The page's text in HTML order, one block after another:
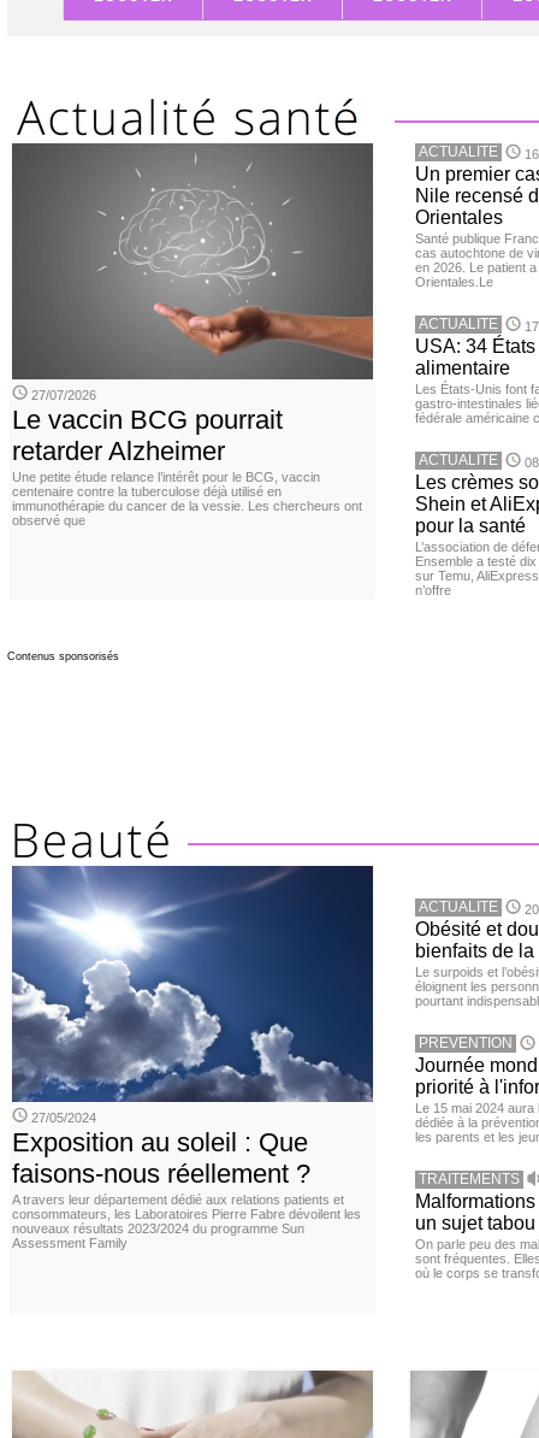
27/07/2026
Le vaccin BCG pourrait
retarder Alzheimer
Une petite étude relance l’intérêt pour le BCG, vaccin
centenaire contre la tuberculose déjà utilisé en
immunothérapie du cancer de la vessie. Les chercheurs ont
observé que
ACTUALITE
Un premier
Nile recensé
Orientales
Santé publique
cas autochtone de
en 2026. Le patient
Orientales.Le
ACTUALITE
USA: 34
alimentaire
Les États-Unis font
gastro-intestinales
fédérale américaine
ACTUALITE
Les crèmes
Shein et
pour la santé
L’association de
Ensemble a testé
sur Temu,
n’offre
Contenus sponsorisés
27/05/2024
Exposition au soleil : Que
faisons-nous réellement ?
A travers leur département dédié aux relations patients et
consommateurs, les Laboratoires Pierre Fabre dévoilent les
nouveaux résultats 2023/2024 du programme Sun
Assessment Family
ACTUALITE
Obésité et
bienfaits de
Le surpoids et
éloignent les
pourtant
PREVENTION
Journée
priorité à
Le 15 mai 2024 aura
dédiée à la
les parents et les
TRAITEMENTS
un sujet tabou
On parle peu des
sont fréquentes.
où le corps se